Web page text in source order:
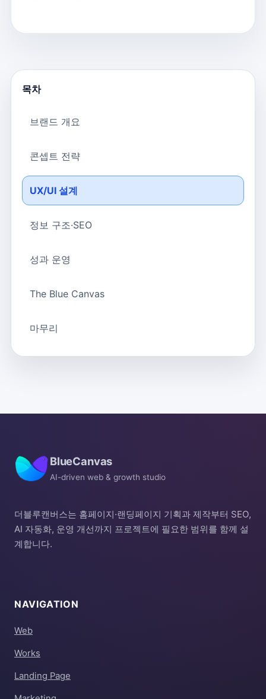
목차
브랜드 개요
콘셉트 전략
UX/UI 설계
정보 구조·SEO
성과 운영
The Blue Canvas
마무리
BlueCanvas
AI-driven web & growth studio
더블루캔버스는 홈페이지·랜딩페이지 기획과 제작부터 SEO,
AI 자동화, 운영 개선까지 프로젝트에 필요한 범위를 함께 설
계합니다.
NAVIGATION
Web
Works
Landing Page